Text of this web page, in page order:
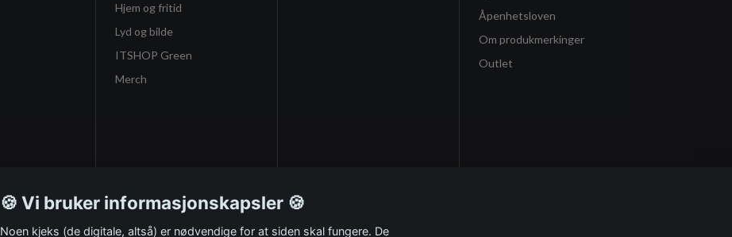
Hjem og fritid
Lyd og bilde
ITSHOP Green
Merch
Åpenhetsloven
Om produkmerkinger
Outlet
🍪 Vi bruker informasjonskapsler 🍪
Noen kjeks (de digitale, altså) er nødvendige for at siden skal fungere. De